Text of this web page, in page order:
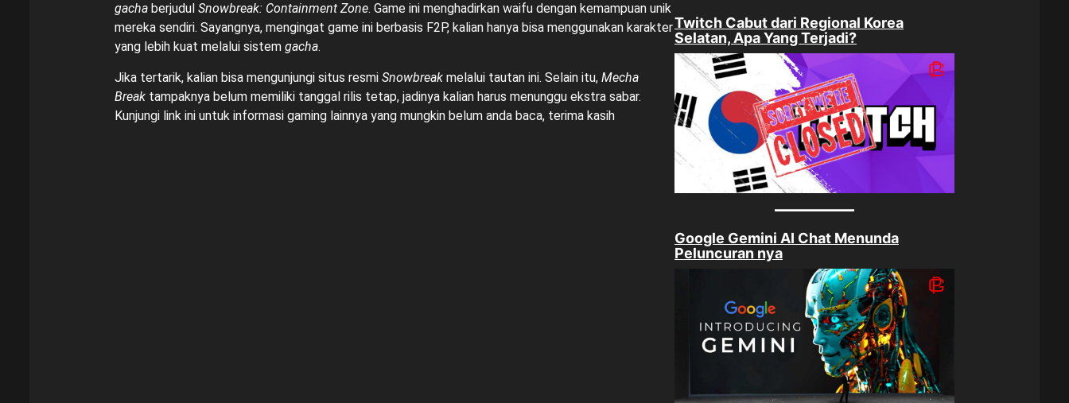
gachaberjudul Snowbreak: Containment Zone. Game ini menghadirkan waifu dengan kemampuan unik
mereka sendiri. Sayangnya, mengingat game ini berbasis F2P, kalian hanya bisa menggunakan karakter
yang lebih kuat melalui sistem gacha.
Jika tertarik, kalian bisa mengunjungi situs resmi Snowbreak melalui tautan ini. Selain itu, Mecha
Breaktampaknya belum memiliki tanggal rilis tetap, jadinya kalian harus menunggu ekstra sabar.
Kunjungi link iniuntuk informasi gaming lainnya yang mungkin belum anda baca, terima kasih
Twitch Cabut dari Regional Korea
Selatan, Apa Yang Terjadi?
Google Gemini AI Chat Menunda
Peluncuran nya